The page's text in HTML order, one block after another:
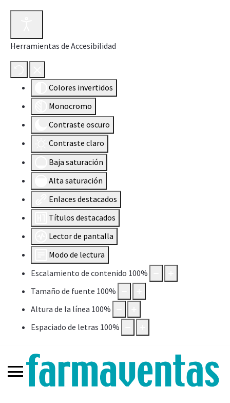
Herramientas de Accesibilidad
Colores invertidos
Monocromo
Contraste oscuro
Contraste claro
Baja saturación
Alta saturación
Enlaces destacados
Títulos destacados
Lector de pantalla
Modo de lectura
Escalamiento de contenido 100%
Tamaño de fuente 100%
Altura de la línea 100%
Espaciado de letras 100%